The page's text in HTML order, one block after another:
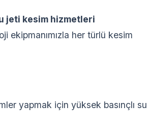
jeti kesim hizmetleri
ekipmanımızla her türlü kesim
yapmak için yüksek basınçlı su